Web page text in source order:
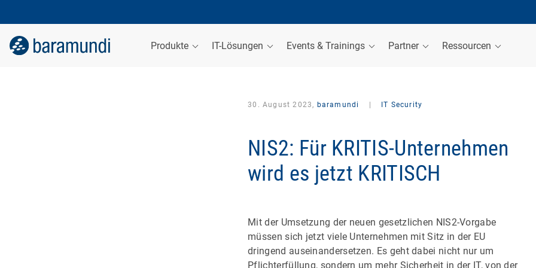
Produkte IT-Lösungen Events & Trainings Partner Ressourcen
30. August 2023, baramundi IT Security
NIS2: Für KRITIS-Unternehmen
wird es jetzt KRITISCH
Mit der Umsetzung der neuen gesetzlichen NIS2-Vorgabe
müssen sich jetzt viele Unternehmen mit Sitz in der EU
dringend auseinandersetzen. Es geht dabei nicht nur um
Pflichterfüllung, sondern um mehr Sicherheit in der IT, von der